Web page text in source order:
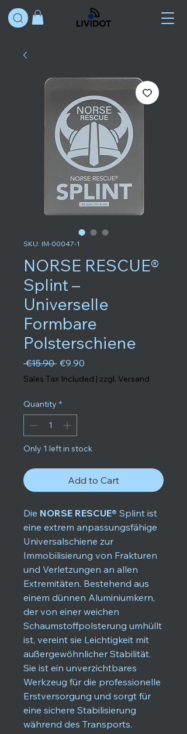
SKU: IM-00047-1
NORSE RESCUE®
Splint –
Universelle
Formbare
Polsterschiene
€15.90 Regular Price
€9.90
Sales Tax Included | zzgl. Versand
Quantity *
Only 1 left in stock
Add to Cart
Die NORSE RESCUE® Splint ist
eine extrem anpassungsfähige
Universalschiene zur
Immobilisierung von Frakturen
und Verletzungen an allen
Extremitäten. Bestehend aus
einem dünnen Aluminiumkern,
der von einer weichen
Schaumstoffpolsterung umhüllt
ist, vereint sie Leichtigkeit mit
außergewöhnlicher Stabilität.
Sie ist ein unverzichtbares
Werkzeug für die professionelle
Erstversorgung und sorgt für
eine sichere Stabilisierung
während des Transports.